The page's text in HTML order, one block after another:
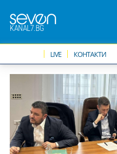
KANAL7.BG
LIVE КОНТАКТИ